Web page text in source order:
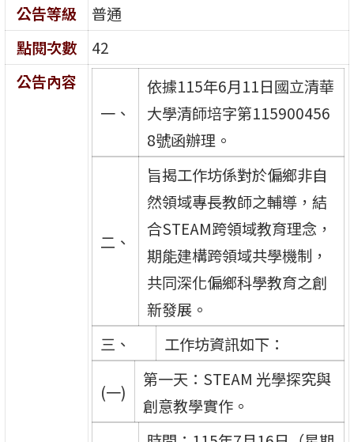
公告等級
普通
點閱次數
42
公告內容
一、
依據115年6月11日國立清華
大學清師培字第115900456
8號函辦理。
二、
旨揭工作坊係對於偏鄉非自
然領域專長教師之輔導，結
合STEAM跨領域教育理念，
期能建構跨領域共學機制，
共同深化偏鄉科學教育之創
新發展。
三、
工作坊資訊如下：
(一)
第一天：STEAM 光學探究與
創意教學實作。